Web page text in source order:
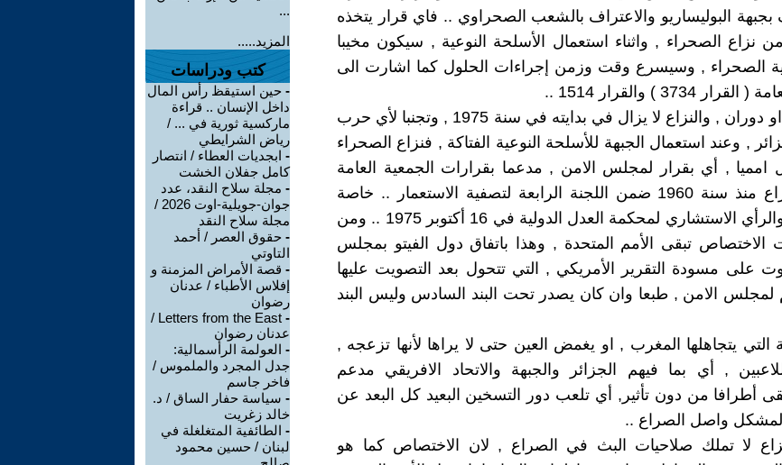
بجبهة البوليساريو والاعتراف بالشعب الصحراوي .. فاي قرار يتخذه
نزاع الصحراء , واثناء استعمال الأسلحة النوعية , سيكون مخيبا
الصحراء , وسيسرع وقت وزمن إجراءات الحلول كما اشارت الى
) والقرار 1514 ..
و من دون لف او دوران , والنزاع لا يزال في بدايته في سنة 1975 , وتجنبا لأي حرب
, وعند استعمال الجبهة للأسلحة النوعية الفتاكة , فنزاع الصحراء
امميا , أي بقرار لمجلس الامن , مدعما بقرارات الجمعية العامة
التي تبحث النزاع منذ سنة 1960 ضمن اللجنة الرابعة لتصفية الاستعمار .. خاصة
القرار 1514 , والرأي الاستشاري لمحكمة العدل الدولية في 16 أكتوبر 1975 .. ومن
تبقى الأمم المتحدة , وهذا باتفاق دول الفيتو بمجلس
على مسودة التقرير الأمريكي , التي تتحول بعد التصويت عليها
لمجلس الامن , طبعا وان كان يصدر تحت البند السادس وليس البند
التي يتجاهلها المغرب , او يغمض العين حتى لا يراها لأنها تزعجه ,
, أي بما فيهم الجزائر والجبهة والاتحاد الافريقي مدعم
أطرافا من دون تأثير, أي تلعب دور التسخين البعيد كل البعد عن
واصل الصراع ..
لا تملك صلاحيات البث في الصراع , لان الاختصاص كما هو
...
المزيد.....
كتب ودراسات
- حين استيقظ رأس المال
داخل الإنسان .. قراءة
ماركسية ثورية في ... /
رياض الشرايطي
- ابجديات العطاء / انتصار
كامل جفلان الخشت
- مجلة سلاح النقد، عدد
جوان-جويلية-اوت 2026 /
مجلة سلاح النقد
- حقوق العصر / أحمد
التاوتي
- قصة الأمراض المزمنة و
إفلاس الأطباء / عدنان
رضوان
-
Letters from the East /
عدنان رضوان
- العولمة الرأسمالية:
جدل المجرد والملموس /
فاخر جاسم
- سياسة حفار الساق / د.
خالد زغريت
- الطائفية المتغلغلة في
لبنان / حسين محمود